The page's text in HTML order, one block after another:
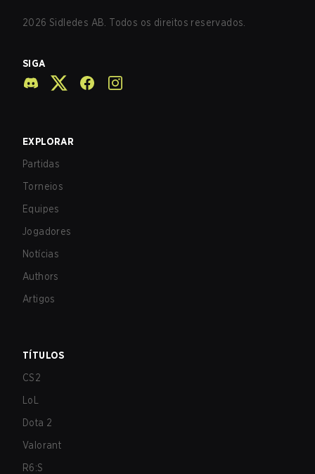
2026 Sidledes AB. Todos os direitos reservados.
SIGA
EXPLORAR
Partidas
Torneios
Equipes
Jogadores
Notícias
Authors
Artigos
TÍTULOS
CS2
LoL
Dota 2
Valorant
R6:S